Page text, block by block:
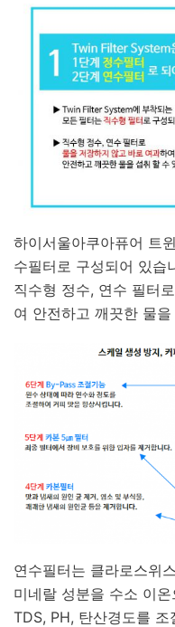
하이서울아쿠아퓨어 트
수필터로 구성되어 있습
직수형 정수, 연수 필터
여 안전하고 깨끗한 물
연수필터는 클라로스위
미네랄 성분을 수소 이
TDS, PH, 탄산경도를